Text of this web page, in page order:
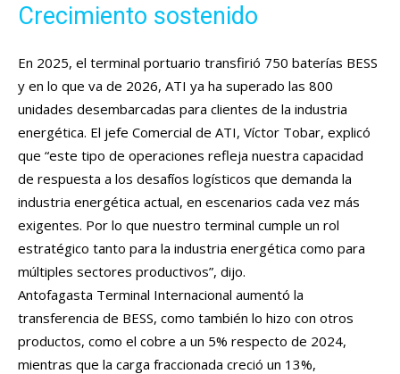
Crecimiento sostenido
En 2025, el terminal portuario transfirió 750 baterías BESS
y en lo que va de 2026, ATI ya ha superado las 800
unidades desembarcadas para clientes de la industria
energética. El jefe Comercial de ATI, Víctor Tobar, explicó
que “este tipo de operaciones refleja nuestra capacidad
de respuesta a los desafíos logísticos que demanda la
industria energética actual, en escenarios cada vez más
exigentes. Por lo que nuestro terminal cumple un rol
estratégico tanto para la industria energética como para
múltiples sectores productivos”, dijo.
Antofagasta Terminal Internacional aumentó la
transferencia de BESS, como también lo hizo con otros
productos, como el cobre a un 5% respecto de 2024,
mientras que la carga fraccionada creció un 13%,